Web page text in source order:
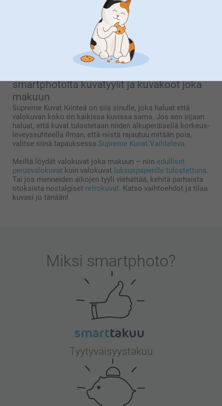
haluat - tai teetä valokuvat täysin ilman reunoja. Avullamme
valokuvien teettäminen on helppoa, ja löydät
työkalustamme kaikki tärkeimmät, normaalit valokuvakoot.
Onko haluamasi valokuvan koko 10x15 cm vai ehkä
suurempi? Ei hätää, meiltä saat tilattua kuvat juuri
smartphotolta kuvatyylit ja kuvakoot joka
makuun
Supreme Kuvat Kiinteä on siis sinulle, joka haluat että
valokuvan koko on kaikissa kuvissa sama. Jos sen sijaan
haluat, että kuvat tulostetaan niiden alkuperäisellä korkeus-
leveyssuhteella ilman, että niistä rajautuu mitään pois,
valitse siinä tapauksessa Supreme Kuvat Vaihteleva.
Meiltä löydät valokuvat joka makuun – niin edulliset
perusvalokuvat kuin valokuvat luksuspaperille tulostettuna.
Tai jos menneiden aikojen tyyli viehättää, kehitä parhaista
otoksista nostalgiset retrokuvat. Katso vaihtoehdot ja tilaa
kuvasi jo tänään!
Miksi smartphoto?
Tyytyväisyystakuu